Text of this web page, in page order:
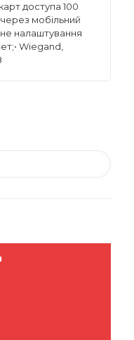
доступа 100
мобільний
налаштування
Wiegand,